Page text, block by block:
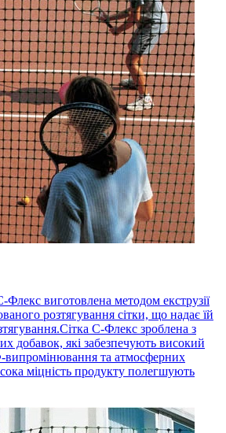
Флекс виготовлена ​​методом екструзії
розтягування сітки, що надає їй
С-Флекс зроблена з
добавок, які забезпечують високий
випромінювання та атмосферних
міцність продукту полегшують